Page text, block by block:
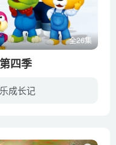
全26集
四季
成长记